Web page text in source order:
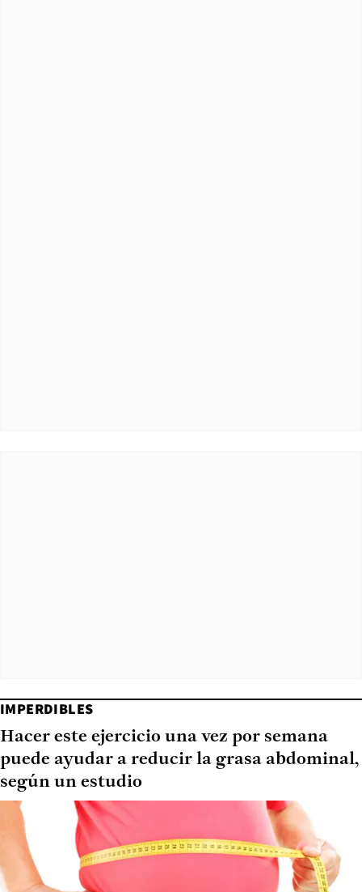
IMPERDIBLES
Hacer este ejercicio una vez por semana
puede ayudar a reducir la grasa abdominal,
según un estudio